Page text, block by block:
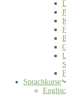
Sprachkurse